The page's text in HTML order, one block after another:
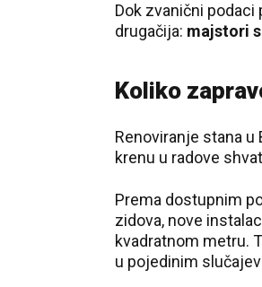
Dok zvanični
drugačija: majstori
Koliko
Renoviranje stana u
krenu u radove
Prema dostupnim
zidova, nove
kvadratnom metru.
u pojedinim